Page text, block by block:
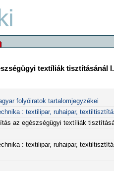
textíliák tisztításánál
folyóiratok tartalomjegyzékei
: textilipar, ruhaipar,
az egészségügyi textíliák
: textilipar, ruhaipar,